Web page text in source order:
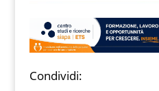
Condividi: